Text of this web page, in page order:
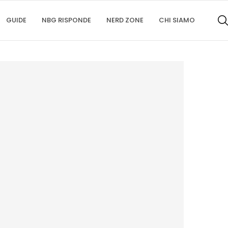
GUIDE NBG RISPONDE NERD ZONE CHI SIAMO